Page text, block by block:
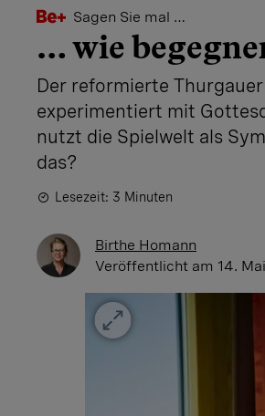
Sagen Sie mal …
… wie
Der reformierte
experimentiert mit
nutzt die Spielwelt als
das?
Lesezeit: 3 Minuten
Birthe Homann
Veröffentlicht am 14.